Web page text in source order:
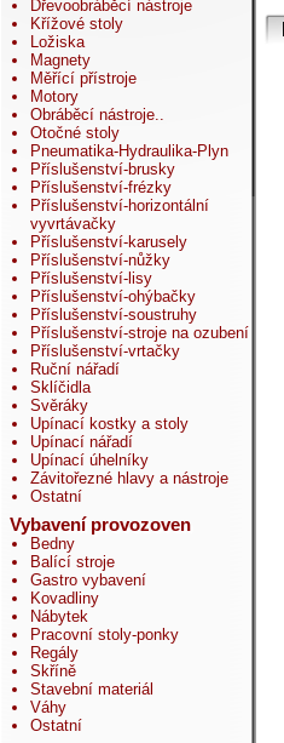
Dřevoobráběcí nástroje
Křížové stoly
Ložiska
Magnety
Měřící přístroje
Motory
Obráběcí nástroje..
Otočné stoly
Pneumatika-Hydraulika-Plyn
Příslušenství-brusky
Příslušenství-frézky
Příslušenství-horizontální
vyvrtávačky
Příslušenství-karusely
Příslušenství-nůžky
Příslušenství-lisy
Příslušenství-ohýbačky
Příslušenství-soustruhy
Příslušenství-stroje na ozubení
Příslušenství-vrtačky
Ruční nářadí
Sklíčidla
Svěráky
Upínací kostky a stoly
Upínací nářadí
Upínací úhelníky
Závitořezné hlavy a nástroje
Ostatní
Vybavení provozoven
Bedny
Balící stroje
Gastro vybavení
Kovadliny
Nábytek
Pracovní stoly-ponky
Regály
Skříně
Stavební materiál
Váhy
Ostatní